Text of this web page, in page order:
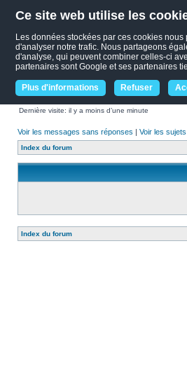
Ce site web utilise les
Les données stockées par ces cookies
d'analyser notre trafic. Nous partageons
d'analyse, qui peuvent combiner celles-ci
partenaires sont Google et ses partenaires
Plus d'informations Refuser
Dernière visite: il y a moins d’une minute
Voir les messages sans réponses | Voir les
Index du forum
Index du forum